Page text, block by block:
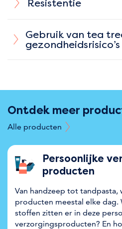
Resistentie
Gebruik van tea
gezondheidsrisico’s
Ontdek meer
Alle producten
Persoonlijke
producten
Van handzeep tot tandpasta,
producten meestal elke dag.
stoffen zitten er in deze
verzorgingsproducten? En